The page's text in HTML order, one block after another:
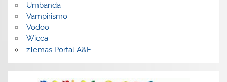
Umbanda
Vampirismo
Vodoo
Wicca
zTemas Portal A&E